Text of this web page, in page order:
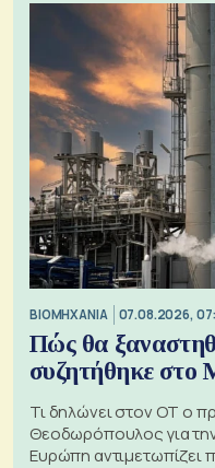
ΒΙΟΜΗΧΑΝΙΑ 07.08.2026,
Πώς θα
συζητήθηκε στο
Τι δηλώνει στον ΟΤ ο
Θεοδωρόπουλος για
Ευρώπη αντιμετωπίζει